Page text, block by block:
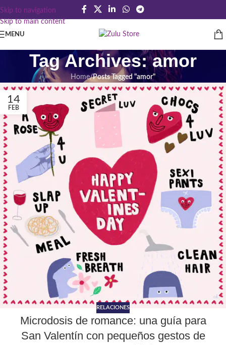
Skip to navigation
Skip to main content
MENU
Tag Archives: amor
Home/Posts Tagged "amor"
14
FEB
RELACIONES
Microdosis de romance: una guía para
San Valentín con pequeños gestos de